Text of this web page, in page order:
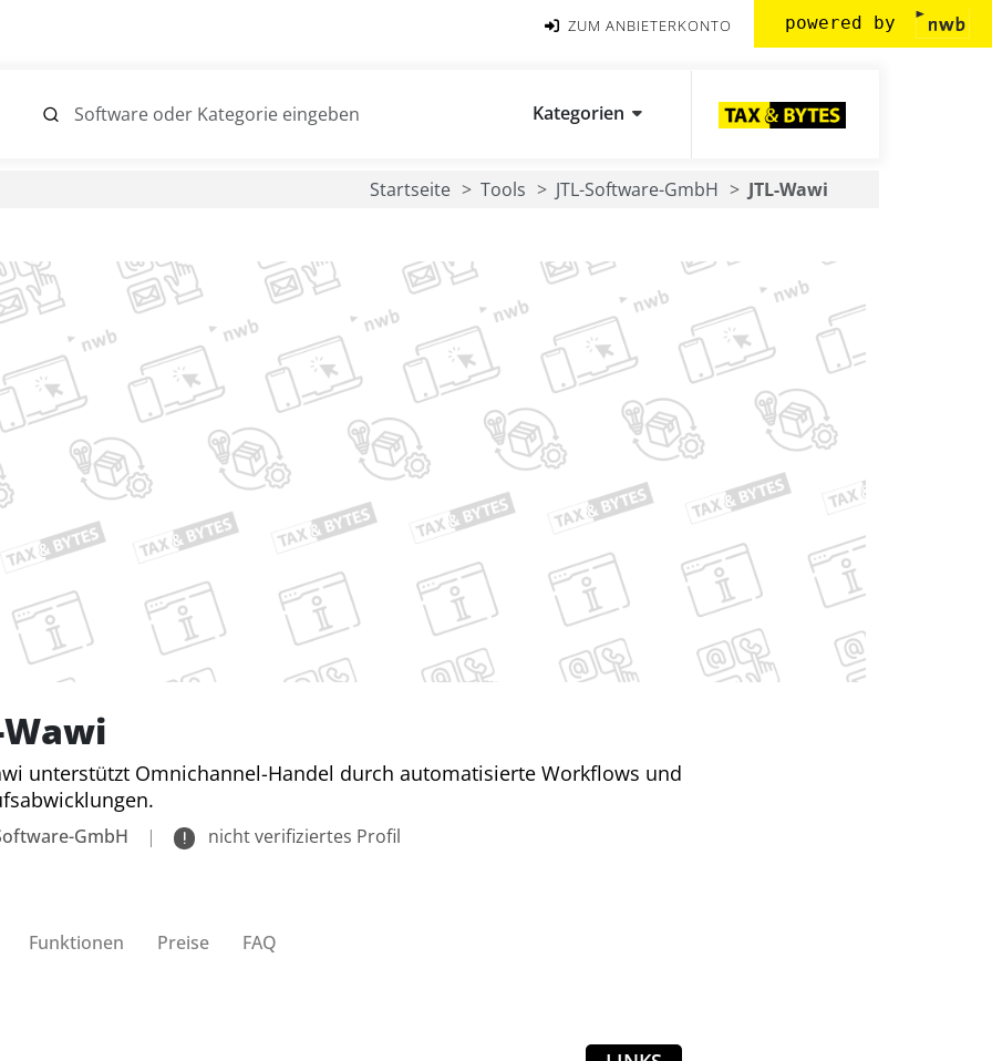
ZUM ANBIETERKONTO powered by
Kategorien
Startseite Tools JTL-Software-GmbH JTL-Wawi
Wawi
unterstützt Omnichannel-Handel durch automatisierte Workflows und
GmbH | nicht verifiziertes Profil
Funktionen Preise FAQ